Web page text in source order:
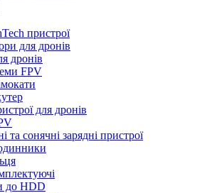
пристрої
для дронів
дронів
FPV
для дронів
та сонячні зарядні пристрої
до HDD